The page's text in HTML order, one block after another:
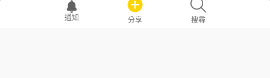
職場透明化運動
通知 分享 搜尋